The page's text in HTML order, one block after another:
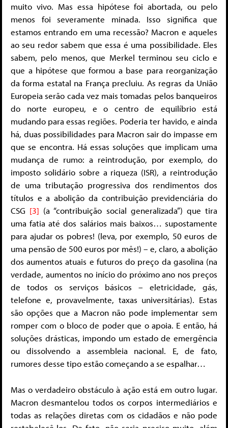
muito vivo. Mas essa hipótese foi abortada, ou pelo
menos foi severamente minada. Isso significa que
estamos entrando em uma recessão? Macron e aqueles
ao seu redor sabem que essa é uma possibilidade. Eles
sabem, pelo menos, que Merkel terminou seu ciclo e
que a hipótese que formou a base para reorganização
da forma estatal na França precluiu. As regras da União
Europeia serão cada vez mais tomadas pelos banqueiros
do norte europeu, e o centro de equilíbrio está
mudando para essas regiões. Poderia ter havido, e ainda
há, duas possibilidades para Macron sair do impasse em
que se encontra. Há essas soluções que implicam uma
mudança de rumo: a reintrodução, por exemplo, do
imposto solidário sobre a riqueza (ISR), a reintrodução
de uma tributação progressiva dos rendimentos dos
títulos e a abolição da contribuição previdenciária do
CSG [3] (a “contribuição social generalizada”) que tira
uma fatia até dos salários mais baixos… supostamente
para ajudar os pobres! (leva, por exemplo, 50 euros de
uma pensão de 500 euros por mês!) – e, claro, a abolição
dos aumentos atuais e futuros do preço da gasolina (na
verdade, aumentos no início do próximo ano nos preços
de todos os serviços básicos – eletricidade, gás,
telefone e, provavelmente, taxas universitárias). Estas
são opções que a Macron não pode implementar sem
romper com o bloco de poder que o apoia. E então, há
soluções drásticas, impondo um estado de emergência
ou dissolvendo a assembleia nacional. E, de fato,
rumores desse tipo estão começando a se espalhar…
Mas o verdadeiro obstáculo à ação está em outro lugar.
Macron desmantelou todos os corpos intermediários e
todas as relações diretas com os cidadãos e não pode